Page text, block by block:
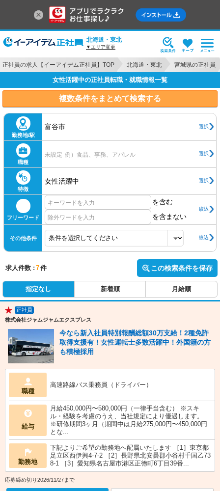
北海道・東北
▼エリア変更
正社員の求人【イーアイデム正社員】TOP 北海道・東北 宮城県の正社員
女性活躍中の正社員転職・就職情報一覧
複数条件をまとめて検索する
勤務地/駅
富谷市 選択
職種
未設定 例）食品、事務、アパレル 選択
特徴
女性活躍中 選択
フリーワード
を含む
を含まない
絞込
その他条件 絞込
求人件数 : 7件 この検索条件を保存
指定なし 新着順 月給順
★
正社員
株式会社ジャムジャムエクスプレス
今なら新入社員特別報酬総額30万支給！2種免許
取得支援有！女性運転士多数活躍中！外国籍の方
も積極採用
職種
高速路線バス乗務員（ドライバー）
給与
月給450,000円〜580,000円（一律手当含む） ※スキ
ル・経験を考慮のうえ、当社規定により優遇します。
※研修期間3ヶ月（期間中は月給275,000円〜450,000円
とな...
勤務地
下記よりご希望の勤務地へ配属いたします ［1］東京都
足立区西伊興4-7-2 ［2］長野県北安曇郡小谷村千国乙73
8-1 ［3］愛知県名古屋市港区正徳町6丁目39番...
応募締め切り2026/11/27まで